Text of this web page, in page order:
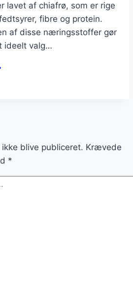
lavet af chiafrø, som er rige
fibre og protein.
af disse næringsstoffer gør
ideelt valg…
blive publiceret. Krævede
*